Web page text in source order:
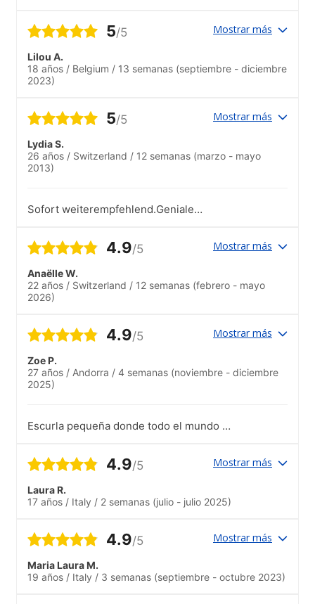
5/5 Mostrar más
Lilou A.
18 años / Belgium / 13 semanas (septiembre - diciembre
2023)
5/5 Mostrar más
Lydia S.
26 años / Switzerland / 12 semanas (marzo - mayo
2013)
Sofort weiterempfehlend.Geniale
aufgestellt und hilfsbereit.
4.9/5 Mostrar más
Anaëlle W.
22 años / Switzerland / 12 semanas (febrero - mayo
2026)
4.9/5 Mostrar más
Zoe P.
27 años / Andorra / 4 semanas (noviembre - diciembre
2025)
Escurla pequeña donde todo el mundo se
4.9/5 Mostrar más
Laura R.
17 años / Italy / 2 semanas (julio - julio 2025)
4.9/5 Mostrar más
Maria Laura M.
19 años / Italy / 3 semanas (septiembre - octubre 2023)